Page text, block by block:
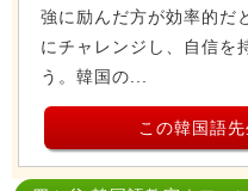
強に励んだ方が効率的だ
にチャレンジし、自信を
う。韓国の...
この韓国語